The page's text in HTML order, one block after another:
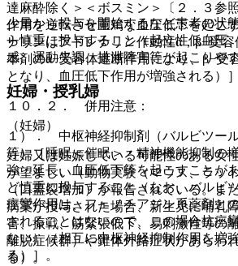
少量から投与を開始するなど患者の状
ら慎重に投与すること（起立性低血圧
感、運動失調、排泄障害等が起こりや
妊婦・授乳婦
（妊婦）
妊婦又は妊娠している可能性のある女
が望ましい（動物実験（マウス、ラッ
（口蓋裂増加）が報告されている。ま
病薬が投与された場合、新生児に哺乳
害、振戦、筋緊張低下、易刺激性等の
離脱症候群）や錐体外路症状があらわ
る）。
達麻酔除く＞＜ボスミン＞〔２．３参
作用を逆転させ重篤な血圧低下を起こ
ナリンはアドレナリン作動性α，β−受
本剤のα−受容体遮断作用により、β−受
となり、血圧低下作用が増強される）］
１０．２． 併用注意：
１）． 中枢神経抑制剤（バルビツー
等）［睡眠＜催眠＞・精神機能抑制の
強・延長、血圧低下等を起こすことが
ど慎重に投与すること（なお、バルビ
痙攣作用は、フェノチアジン系薬剤と
されることはないので、この場合抗痙
ない）（相互に中枢神経抑制作用を増
る）］。